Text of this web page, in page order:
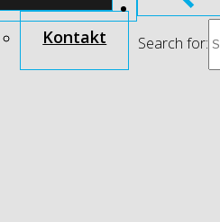
Kontakt Search for: